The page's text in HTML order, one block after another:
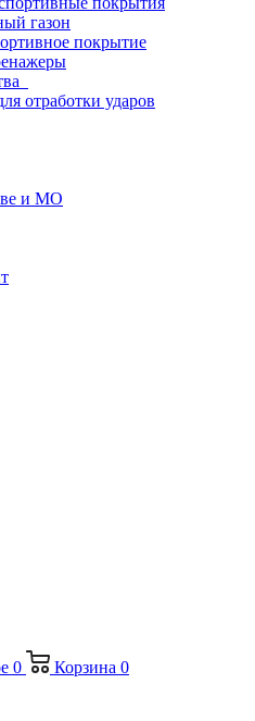
газон
покрытие
отработки ударов
и МО
0 Корзина 0